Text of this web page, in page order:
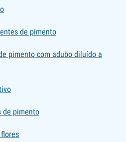
de pimento
pimento com adubo diluído a
de pimento